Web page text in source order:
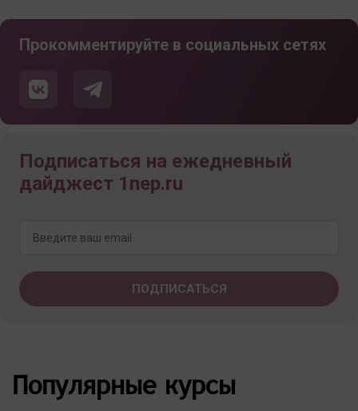
Прокомментируйте в социальных сетях
Подписаться на ежедневный
дайджест 1nep.ru
Популярные курсы